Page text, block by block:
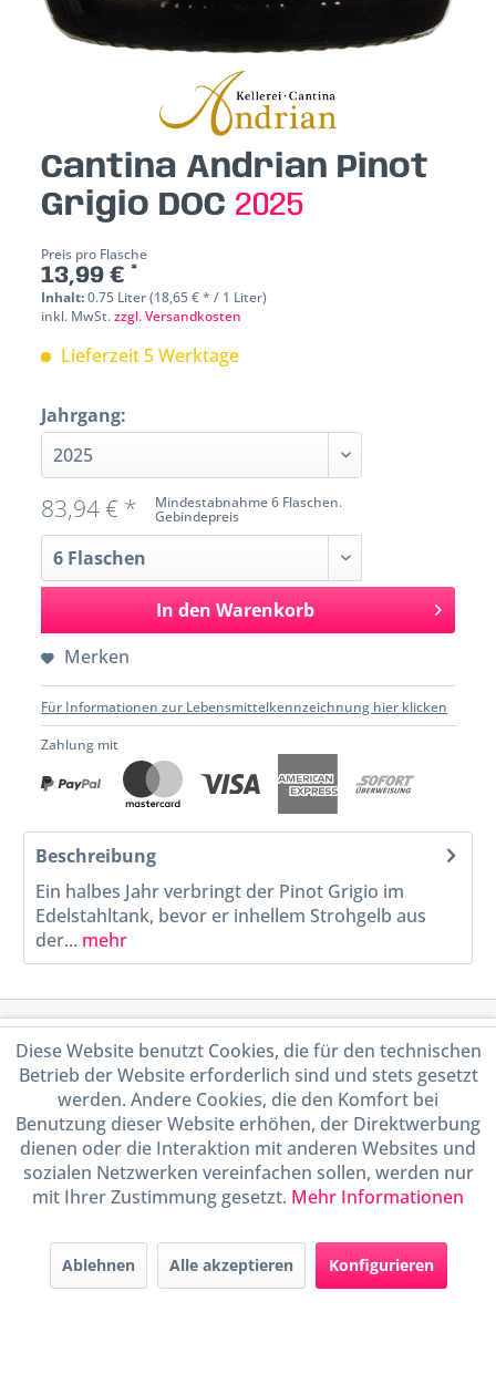
Cantina Andrian Pinot
Grigio DOC 2025
Preis pro Flasche
13,99 € *
Inhalt:0.75 Liter (18,65 € * / 1 Liter)
inkl. MwSt.zzgl. Versandkosten
Lieferzeit 5 Werktage
Jahrgang:
Mindestabnahme 6 Flaschen.
Gebindepreis
83,94 € *
In den Warenkorb
Merken
Für Informationen zur Lebensmittelkennzeichnung hier klicken
Zahlung mit
Beschreibung
Ein halbes Jahr verbringt der Pinot Grigio im
Edelstahltank, bevor er inhellem Strohgelb aus
der... mehr
Service Hotline
Shop Service
Informationen
Handel mit BIO-Weinen
durch DE-ÖKO-009
Diese Website benutzt Cookies, die für den technischen
Betrieb der Website erforderlich sind und stets gesetzt
werden. Andere Cookies, die den Komfort bei
Benutzung dieser Website erhöhen, der Direktwerbung
dienen oder die Interaktion mit anderen Websites und
sozialen Netzwerken vereinfachen sollen, werden nur
mit Ihrer Zustimmung gesetzt. Mehr Informationen
Ablehnen Alle akzeptieren Konfigurieren